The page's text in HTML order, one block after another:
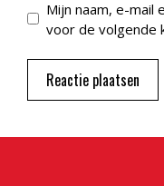
Mijn naam, e-mail
voor de volgende